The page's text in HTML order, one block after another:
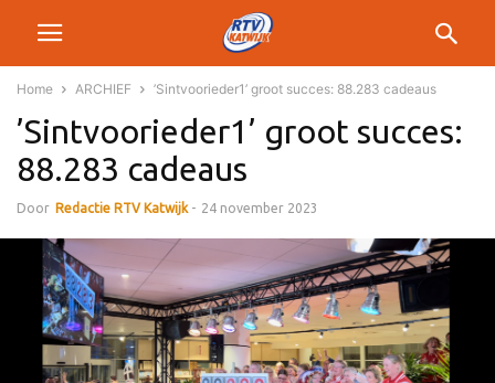
Home ARCHIEF ’Sintvoorieder1’ groot succes: 88.283 cadeaus
’Sintvoorieder1’ groot succes:
88.283 cadeaus
Door Redactie RTV Katwijk - 24 november 2023